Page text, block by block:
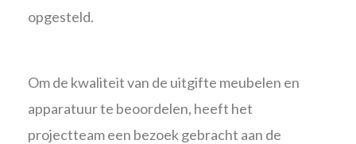
opgesteld.
Om de kwaliteit van de uitgifte meubelen en
apparatuur te beoordelen, heeft het
projectteam een bezoek gebracht aan de